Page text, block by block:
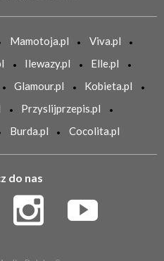
Mamotoja.pl
Viva.pl
Ilewazy.pl
Elle.pl
Glamour.pl
Kobieta.pl
Przyslijprzepis.pl
Burda.pl Cocolita.pl
do nas